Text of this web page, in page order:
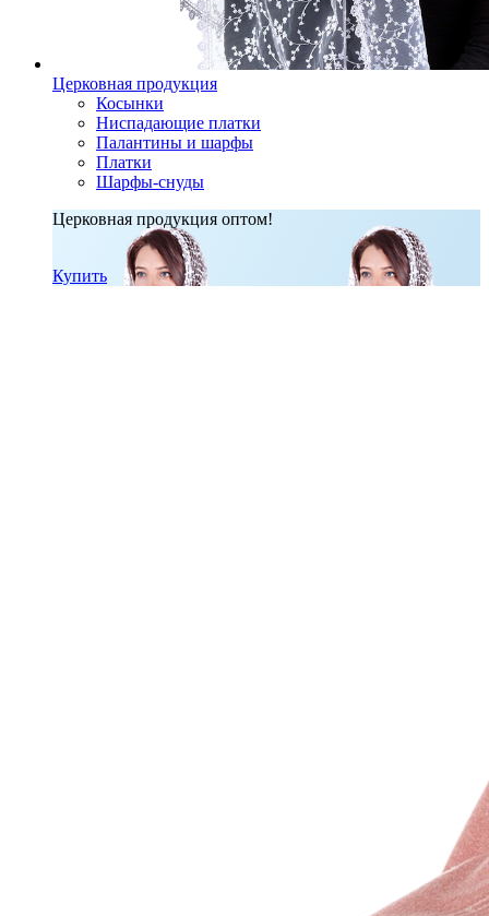
Церковная продукция
Косынки
Ниспадающие платки
Палантины и шарфы
Платки
Шарфы-снуды
Церковная продукция оптом!
Купить